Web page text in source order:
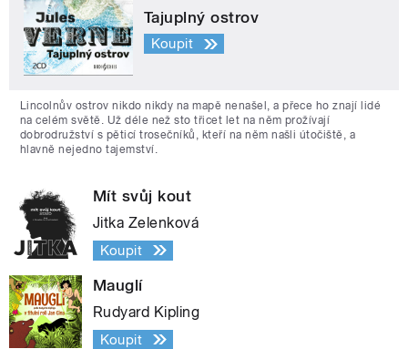
Tajuplný ostrov
Koupit
Lincolnův ostrov nikdo nikdy na mapě nenašel, a přece ho znají lidé
na celém světě. Už déle než sto třicet let na něm prožívají
dobrodružství s pěticí trosečníků, kteří na něm našli útočiště, a
hlavně nejedno tajemství.
Mít svůj kout
Jitka Zelenková
Koupit
Mauglí
Rudyard Kipling
Koupit